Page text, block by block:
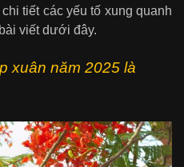
tiết các yếu tố xung quanh
viết dưới đây.
xuân năm 2025 là